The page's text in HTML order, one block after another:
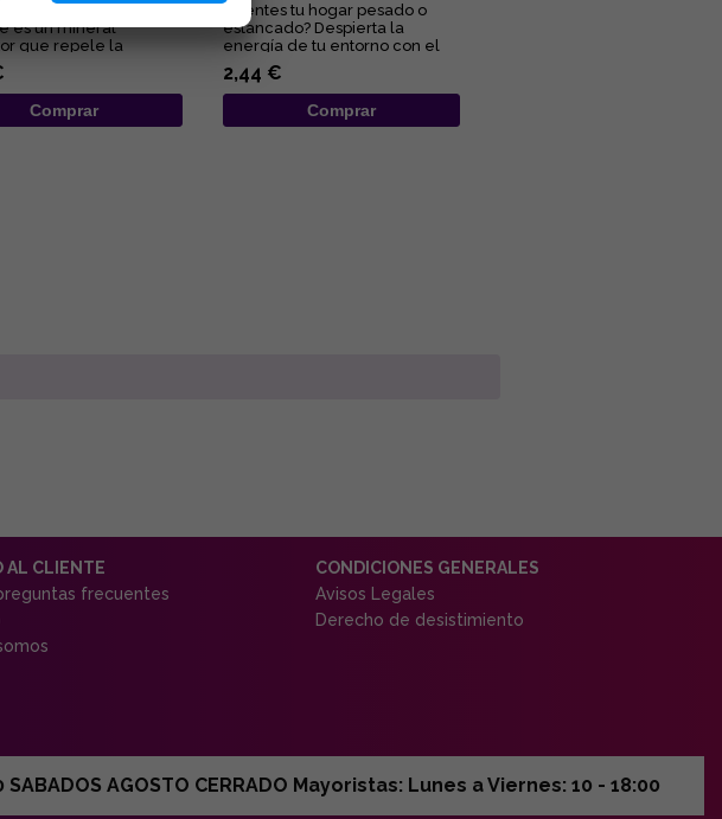
es un mineral
que repele la
potencia la fuerza
Comprar
¿Sientes tu hogar pesado o
estancado? Despierta la
energía de tu entorno con el
sanador maestro de la
naturale...
2,44 €
Comprar
AL CLIENTE
frecuentes
CONDICIONES GENERALES
Avisos Legales
Derecho de desistimiento
AGOSTO CERRADO Mayoristas: Lunes a Viernes: 10 - 18:00